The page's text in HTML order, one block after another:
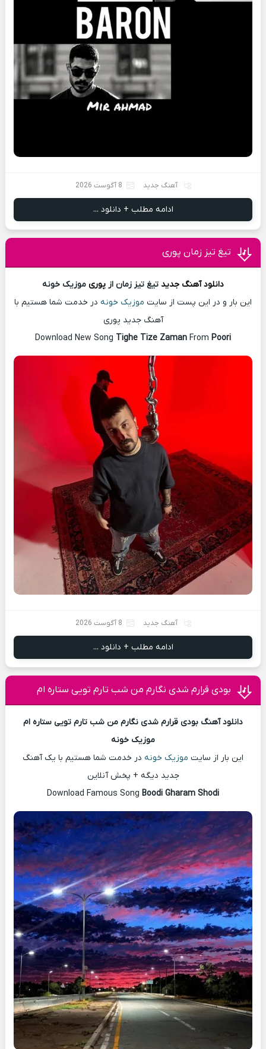
آهنگ جدید 8 آگوست 2026
ادامه مطلب + دانلود ...
تیغ تیز زمان پوری
دانلود آهنگ جدید تیغ تیز زمان از پوری موزیک خونه
این بار و در این پست از سایت موزیک خونه در خدمت شما هستیم با
آهنگ جدید پوری
Download New Song Tighe Tize Zaman From Poori
آهنگ جدید 8 آگوست 2026
ادامه مطلب + دانلود ...
بودی قرارم شدی نگارم من شب تارم تویی ستاره ام
دانلود آهنگ بودی قرارم شدی نگارم من شب تارم تویی ستاره ام
موزیک خونه
این بار از سایت موزیک خونه در خدمت شما هستیم با یک آهنگ
جدید دیگه + پخش آنلاین
Download Famous Song Boodi Gharam Shodi